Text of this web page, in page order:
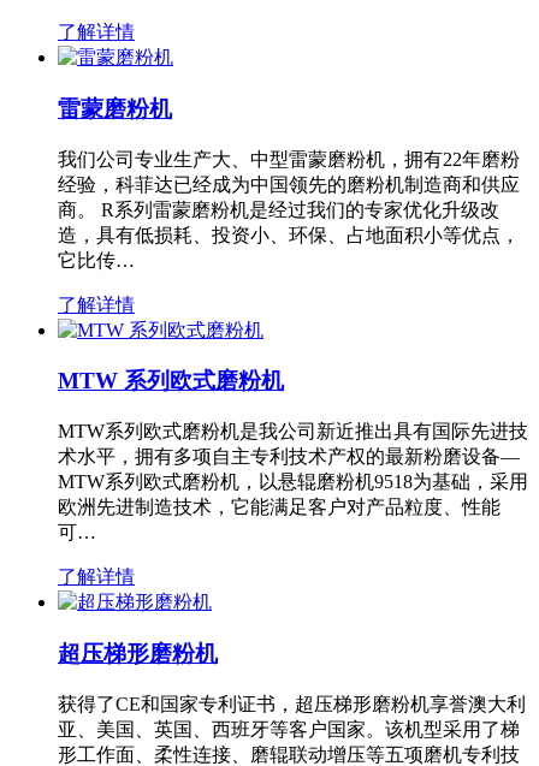
了解详情
雷蒙磨粉机
我们公司专业生产大、中型雷蒙磨粉机，拥有22年磨粉
经验，科菲达已经成为中国领先的磨粉机制造商和供应
商。 R系列雷蒙磨粉机是经过我们的专家优化升级改
造，具有低损耗、投资小、环保、占地面积小等优点，
它比传…
了解详情
MTW 系列欧式磨粉机
MTW系列欧式磨粉机是我公司新近推出具有国际先进技
术水平，拥有多项自主专利技术产权的最新粉磨设备—
MTW系列欧式磨粉机，以悬辊磨粉机9518为基础，采用
欧洲先进制造技术，它能满足客户对产品粒度、性能
可…
了解详情
超压梯形磨粉机
获得了CE和国家专利证书，超压梯形磨粉机享誉澳大利
亚、美国、英国、西班牙等客户国家。该机型采用了梯
形工作面、柔性连接、磨辊联动增压等五项磨机专利技